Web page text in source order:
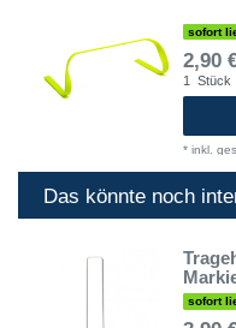
sofort
2,90
1 Stück
* inkl.
Das könnte noch
sofort